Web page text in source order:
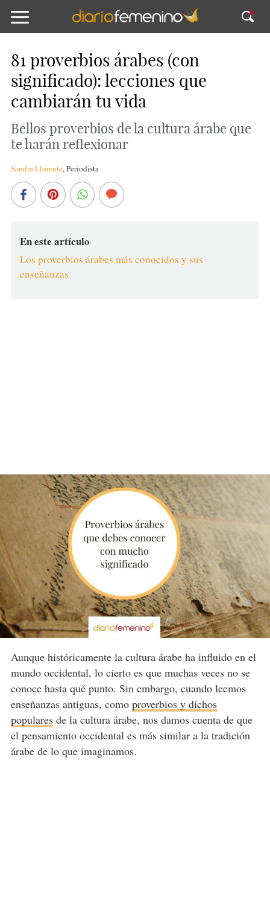
81 proverbios árabes (con
significado): lecciones que
cambiarán tu vida
Bellos proverbios de la cultura árabe que
te harán reflexionar
Sandra Llorente,Periodista
En este artículo
Los proverbios árabes más conocidos y sus
enseñanzas
Aunque históricamente la cultura árabe ha influido en el
mundo occidental, lo cierto es que muchas veces no se
conoce hasta qué punto. Sin embargo, cuando leemos
enseñanzas antiguas, como proverbios y dichos
popularesde la cultura árabe, nos damos cuenta de que
el pensamiento occidental es más similar a la tradición
árabe de lo que imaginamos.